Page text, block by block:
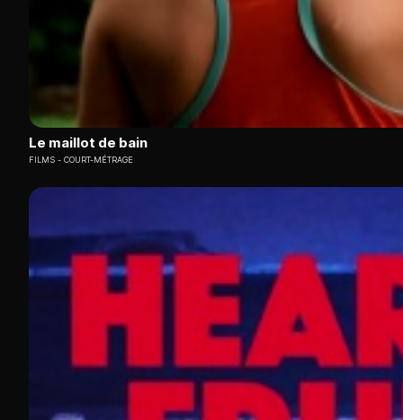
Le maillot de bain
FILMS COURT-MÉTRAGE